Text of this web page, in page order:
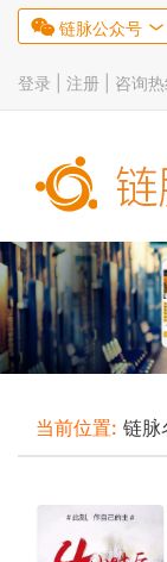
 链脉公众号 
登录 | 注册 | 咨询
当前位置: 链脉